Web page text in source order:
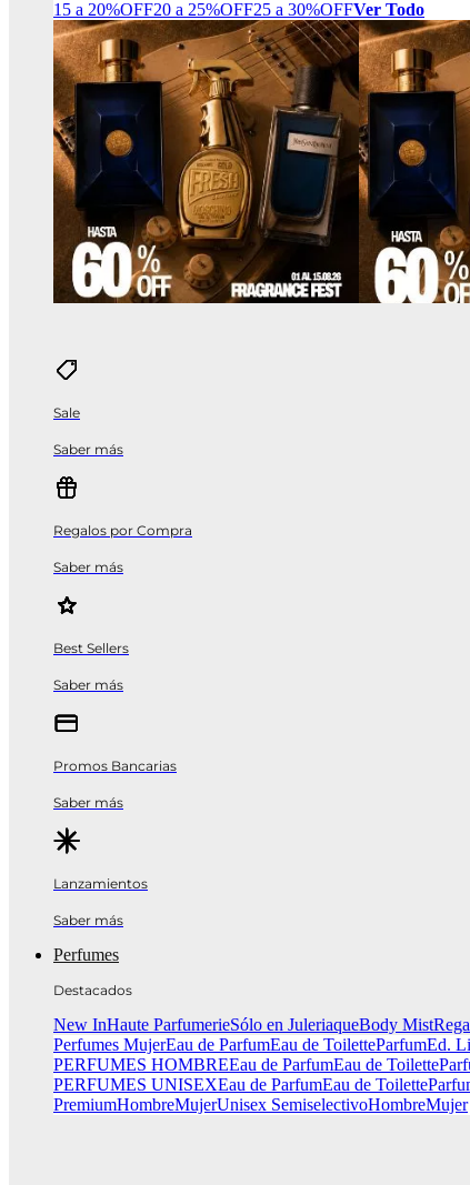
15 a 20%OFF20 a 25%OFF25 a 30%OFFVer Todo
Sale
Saber más
Regalos por Compra
Saber más
Best Sellers
Saber más
Promos Bancarias
Saber más
Lanzamientos
Saber más
Perfumes
Destacados
New InHaute ParfumerieSólo en JuleriaqueBody Mist
Perfumes MujerEau de ParfumEau de ToiletteParfumEd.
PERFUMES HOMBREEau de ParfumEau de Toilette
PERFUMES UNISEXEau de ParfumEau de Toilette
PremiumHombreMujerUnisex SemiselectivoHombreMujer